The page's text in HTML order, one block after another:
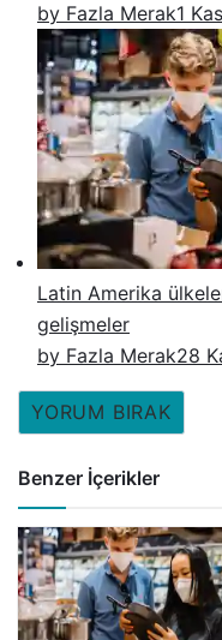
by Fazla Merak1
Latin Amerika
gelişmeler
by Fazla Merak28
YORUM BIRAK
Benzer İçerikler